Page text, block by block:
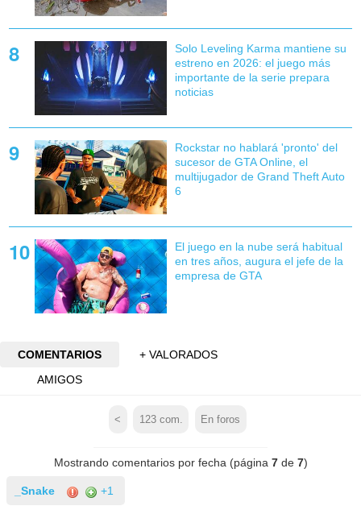
Solo Leveling Karma mantiene su
estreno en 2026: el juego más
importante de la serie prepara
noticias
Rockstar no hablará 'pronto' del
sucesor de GTA Online, el
multijugador de Grand Theft Auto
6
El juego en la nube será habitual
en tres años, augura el jefe de la
empresa de GTA
COMENTARIOS
+ VALORADOS
AMIGOS
< 123com. En foros
Mostrando comentarios por fecha (página 7de 7)
_Snake +1